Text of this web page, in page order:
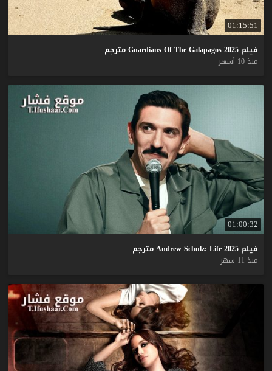
01:15:51
فيلم Guardians Of The Galapagos 2025
مترجم
منذ 10 أشهر
01:00:32
فيلم Andrew Schulz: Life 2025
مترجم
منذ 11 شهر